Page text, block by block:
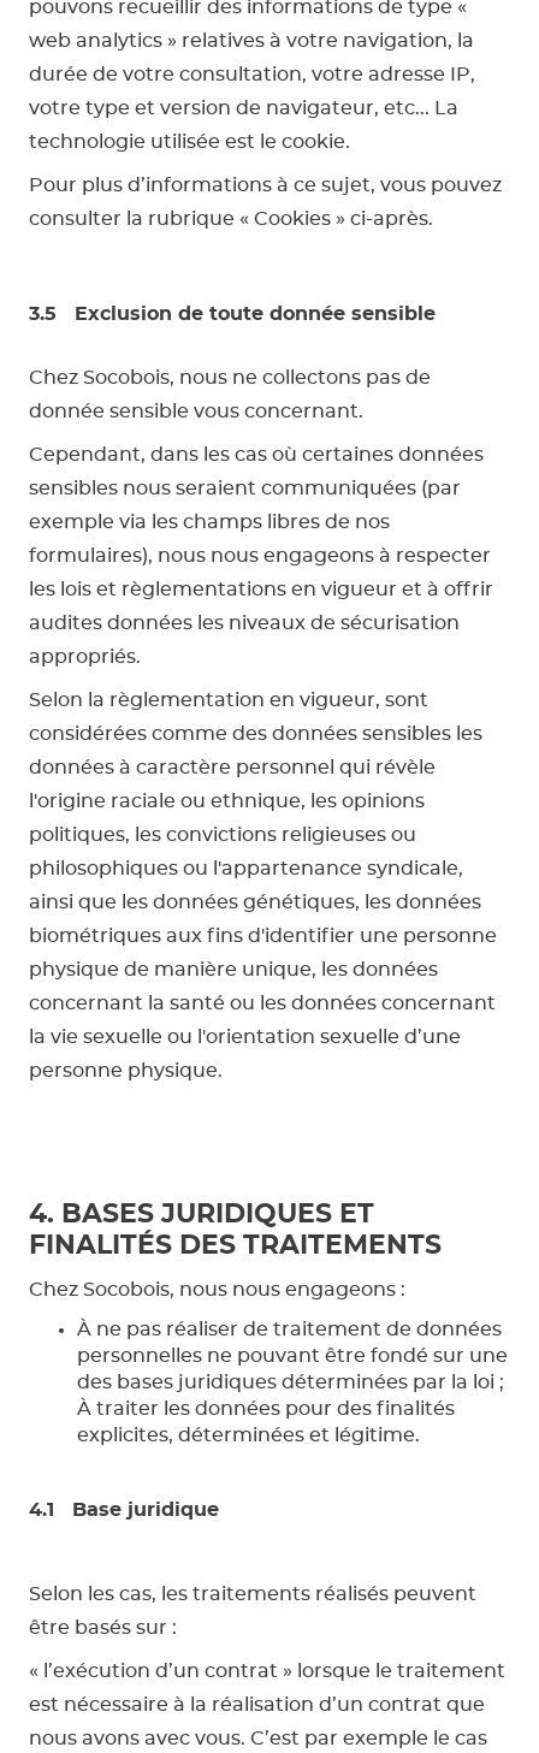
pouvons recueillir des informations de type «
web analytics » relatives à votre navigation, la
durée de votre consultation, votre adresse IP,
votre type et version de navigateur, etc... La
technologie utilisée est le cookie.
Pour plus d’informations à ce sujet, vous pouvez
consulter la rubrique « Cookies » ci-après.
3.5 Exclusion de toute donnée sensible
Chez Socobois, nous ne collectons pas de
donnée sensible vous concernant.
Cependant, dans les cas où certaines données
sensibles nous seraient communiquées (par
exemple via les champs libres de nos
formulaires), nous nous engageons à respecter
les lois et règlementations en vigueur et à offrir
audites données les niveaux de sécurisation
appropriés.
Selon la règlementation en vigueur, sont
considérées comme des données sensibles les
données à caractère personnel qui révèle
l'origine raciale ou ethnique, les opinions
politiques, les convictions religieuses ou
philosophiques ou l'appartenance syndicale,
ainsi que les données génétiques, les données
biométriques aux fins d'identifier une personne
physique de manière unique, les données
concernant la santé ou les données concernant
la vie sexuelle ou l'orientation sexuelle d’une
personne physique.
4. BASES JURIDIQUES ET
FINALITÉS DES TRAITEMENTS
Chez Socobois, nous nous engageons :
À ne pas réaliser de traitement de données
personnelles ne pouvant être fondé sur une
des bases juridiques déterminées par la loi ;
À traiter les données pour des finalités
explicites, déterminées et légitime.
4.1 Base juridique
Selon les cas, les traitements réalisés peuvent
être basés sur :
« l’exécution d’un contrat » lorsque le traitement
est nécessaire à la réalisation d’un contrat que
nous avons avec vous. C’est par exemple le cas